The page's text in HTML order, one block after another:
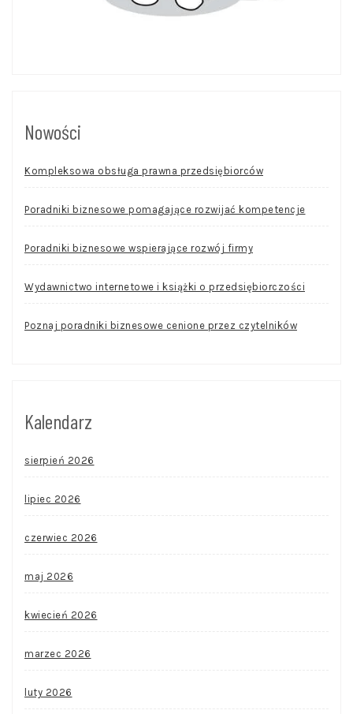
Nowości
Kompleksowa obsługa prawna przedsiębiorców
Poradniki biznesowe pomagające rozwijać kompetencje
Poradniki biznesowe wspierające rozwój firmy
Wydawnictwo internetowe i książki o przedsiębiorczości
Poznaj poradniki biznesowe cenione przez czytelników
Kalendarz
sierpień 2026
lipiec 2026
czerwiec 2026
maj 2026
kwiecień 2026
marzec 2026
luty 2026